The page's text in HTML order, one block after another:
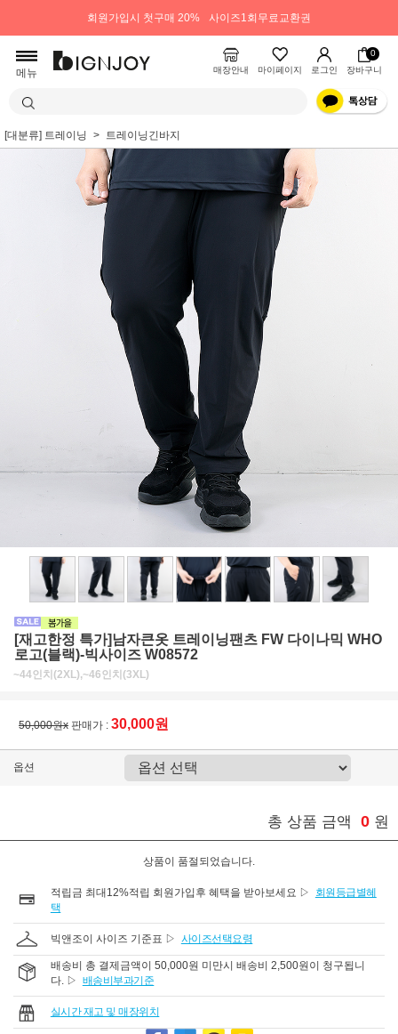
회원가입시 첫구매 20% 사이즈1회무료교환권
메뉴 매장안내 마이페이지 로그인
0
장바구니
[대분류] 트레이닝 트레이닝긴바지
[재고한정 특가]남자큰옷 트레이닝팬츠 FW 다이나믹 WHO
로고(블랙)-빅사이즈 W08572
~44인치(2XL),~46인치(3XL)
50,000원x 판매가 : 30,000원
옵션
총 상품 금액 0 원
상품이 품절되었습니다.
적립금 최대12%적립 회원가입후 혜택을 받아보세요 ▷
회원등급별혜
택
빅앤조이 사이즈 기준표 ▷ 사이즈선택요령
배송비 총 결제금액이 50,000원 미만시 배송비 2,500원이 청구됩니
다. ▷ 배송비부과기준
실시간 재고 및 매장위치